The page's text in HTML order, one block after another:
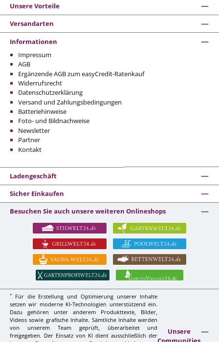
Unsere Vorteile
Versandarten
Informationen
Impressum
AGB
Ergänzende AGB zum easyCredit-Ratenkauf
Widerrufsrecht
Datenschutzerklärung
Versand und Zahlungsbedingungen
Batteriehinweise
Foto- und Bildnachweise
Newsletter
Partner
Kontakt
Ladengeschäft
Sicher Einkaufen
Besuchen Sie auch unsere weiteren Onlineshops
*
Für die Erstellung und Optimierung unserer Inhalte
setzen wir moderne KI-Technologien unterstützend ein.
Dazu gehören unter anderem Produkttexte, Bilder,
Videos sowie grafische Inhalte. Sämtliche Inhalte werden
von unserem Team geprüft, überarbeitet und
freigegeben. Der Einsatz von KI dient ausschließlich der
Unsere